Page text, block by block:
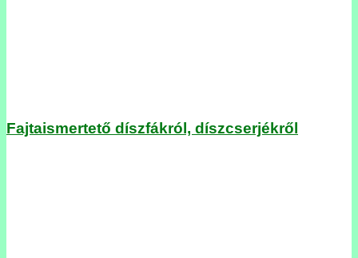
Fajtaismertető díszfákról, díszcserjékről